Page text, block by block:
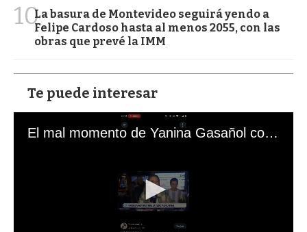
10La basura de Montevideo seguirá yendo a
Felipe Cardoso hasta al menos 2055, con las
obras que prevé la IMM
Te puede interesar
El mal momento de Yanina Gasañol con un hincha argentino en "Subrayado"